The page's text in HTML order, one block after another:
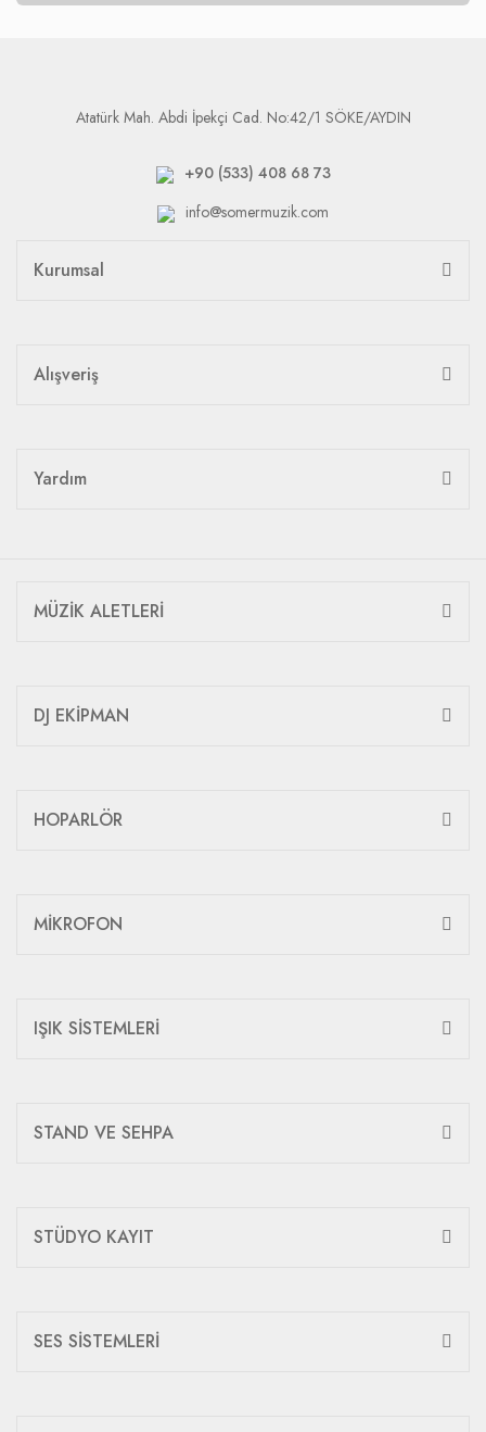
Atatürk Mah. Abdi İpekçi Cad. No:42/1 SÖKE/AYDIN
+90 (533) 408 68 73
info@somermuzik.com
Kurumsal
Alışveriş
Yardım
MÜZİK ALETLERİ
DJ EKİPMAN
HOPARLÖR
MİKROFON
IŞIK SİSTEMLERİ
STAND VE SEHPA
STÜDYO KAYIT
SES SİSTEMLERİ